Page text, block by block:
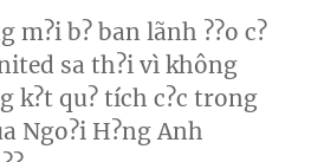
m?i b? ban lãnh ??o c?
sa th?i vì không
k?t qu? tích c?c trong
Ngo?i H?ng Anh